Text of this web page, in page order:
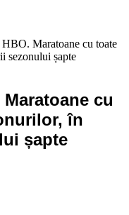
Maratoane cu toate
sezonului șapte
cu
în
șapte